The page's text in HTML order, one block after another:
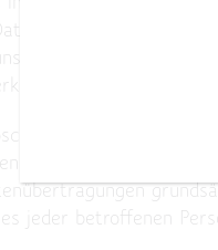
erhobenen,
über die ihnen
hat als für die
Schutz der über
jeder betroffenen